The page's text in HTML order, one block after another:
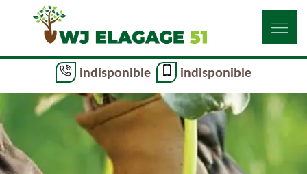
indisponible indisponible